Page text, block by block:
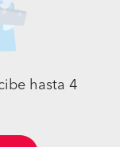
hasta 4